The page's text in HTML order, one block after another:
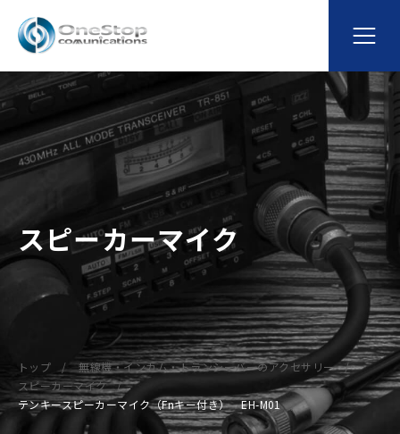
スピーカーマイク
トップ
無線機・インカム・トランシーバーのアクセサリー
スピーカーマイク
テンキースピーカーマイク（Fnキー付き） EH-M01